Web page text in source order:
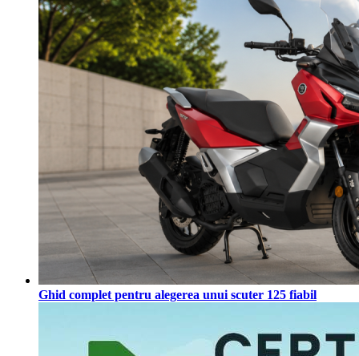
Ghid complet pentru alegerea unui scuter 125 fiabil